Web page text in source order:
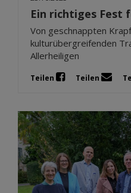
Ein richtiges Fest
Von geschnappten
kulturübergreifenden
Allerheiligen
Teilen Teilen